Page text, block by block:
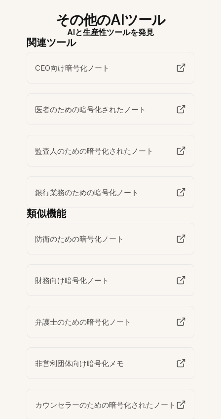
その他のAIツール
AIと生産性ツールを発見
関連ツール
CEO向け暗号化ノート
医者のための暗号化されたノート
監査人のための暗号化されたノート
銀行業務のための暗号化ノート
類似機能
防衛のための暗号化ノート
財務向け暗号化ノート
弁護士のための暗号化ノート
非営利団体向け暗号化メモ
カウンセラーのための暗号化されたノート